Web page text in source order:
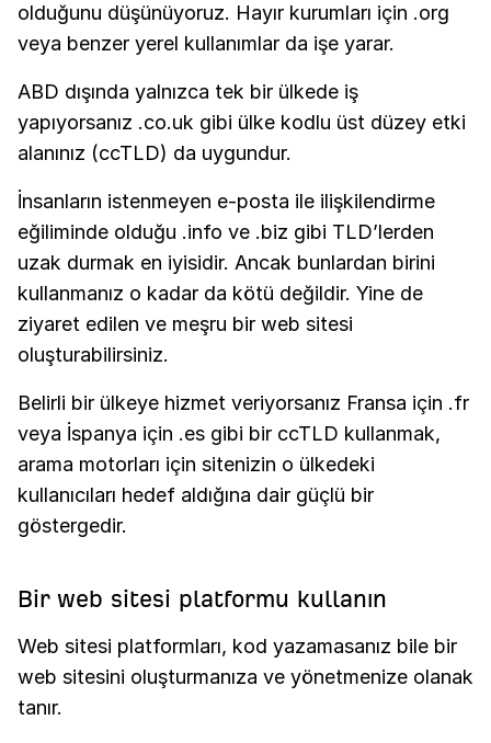
olduğunu düşünüyoruz. Hayır kurumları için .org
veya benzer yerel kullanımlar da işe yarar.
ABD dışında yalnızca tek bir ülkede iş
yapıyorsanız .co.uk gibi ülke kodlu üst düzey etki
alanınız (ccTLD) da uygundur.
İnsanların istenmeyen e-posta ile ilişkilendirme
eğiliminde olduğu .info ve .biz gibi TLD’lerden
uzak durmak en iyisidir. Ancak bunlardan birini
kullanmanız o kadar da kötü değildir. Yine de
ziyaret edilen ve meşru bir web sitesi
oluşturabilirsiniz.
Belirli bir ülkeye hizmet veriyorsanız Fransa için .fr
veya İspanya için .es gibi bir ccTLD kullanmak,
arama motorları için sitenizin o ülkedeki
kullanıcıları hedef aldığına dair güçlü bir
göstergedir.
Bir web sitesi platformu kullanın
Web sitesi platformları, kod yazamasanız bile bir
web sitesini oluşturmanıza ve yönetmenize olanak
tanır.